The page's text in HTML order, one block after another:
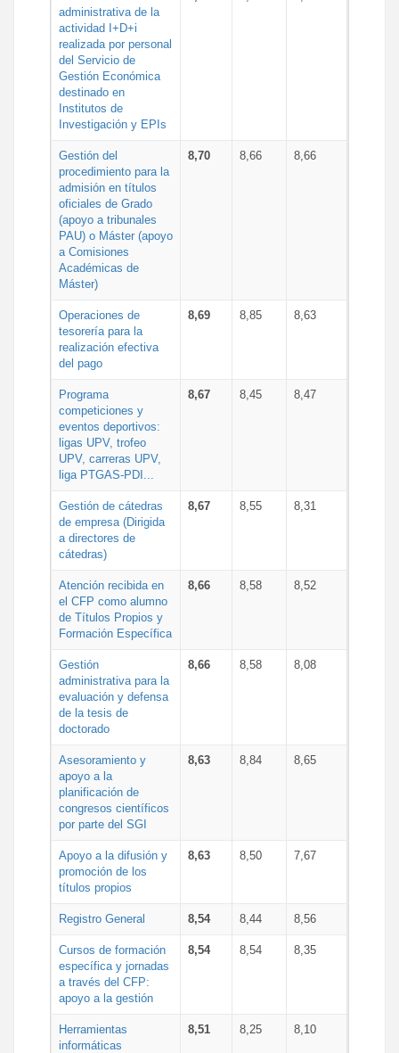
administrativa de la
actividad I+D+i
realizada por personal
del Servicio de
Gestión Económica
destinado en
Institutos de
Investigación y EPIs
Gestión del
procedimiento para la
admisión en títulos
oficiales de Grado
(apoyo a tribunales
PAU) o Máster (apoyo
a Comisiones
Académicas de
Máster)
8,70 8,66 8,66
Operaciones de
tesorería para la
realización efectiva
del pago
8,69 8,85 8,63
Programa
competiciones y
eventos deportivos:
ligas UPV, trofeo
UPV, carreras UPV,
liga PTGAS-PDI...
8,67 8,45 8,47
Gestión de cátedras
de empresa (Dirigida
a directores de
cátedras)
8,67 8,55 8,31
Atención recibida en
el CFP como alumno
de Títulos Propios y
Formación Específica
8,66 8,58 8,52
Gestión
administrativa para la
evaluación y defensa
de la tesis de
doctorado
8,66 8,58 8,08
Asesoramiento y
apoyo a la
planificación de
congresos científicos
por parte del SGI
8,63 8,84 8,65
Apoyo a la difusión y
promoción de los
títulos propios
8,63 8,50 7,67
Registro General 8,54 8,44 8,56
Cursos de formación
específica y jornadas
a través del CFP:
apoyo a la gestión
8,54 8,54 8,35
Herramientas
informáticas
8,51 8,25 8,10